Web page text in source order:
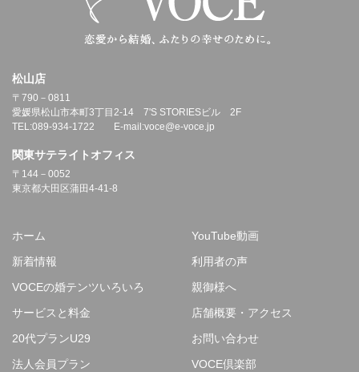
松山店
〒790－0811
愛媛県松山市本町3丁目2-14 7'S STORIESビル 2F
TEL:089-934-1722 E-mail:voce@e-voce.jp
関東サテライトオフィス
〒144－0052
東京都大田区蒲田4-41-8
ホーム
新着情報
VOCEの婚テンツいろいろ
サービスと料金
20代プランU29
法人会員プラン
YouTube動画
利用者の声
親御様へ
店舗概要・アクセス
お問い合わせ
VOCE倶楽部